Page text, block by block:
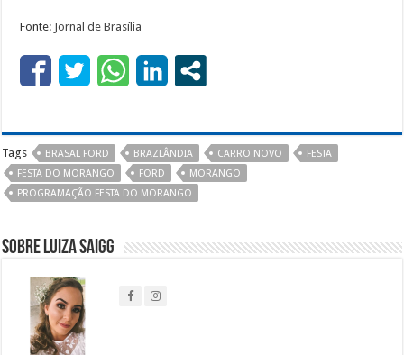
Fonte: Jornal de Brasília
Tags BRASAL FORD BRAZLÂNDIA CARRO NOVO
FESTA
FESTA DO MORANGO
FORD
MORANGO
PROGRAMAÇÃO FESTA DO MORANGO
Sobre Luiza Saigg